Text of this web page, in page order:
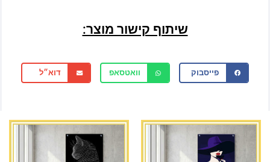
שיתוף קישור מוצר:
פייסבוק וואטסאפ דוא״ל